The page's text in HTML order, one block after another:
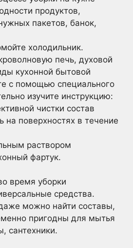
продуктов,
пакетов, банок,
холодильник.
печь, духовой
кухонной бытовой
с помощью специального
изучите инструкцию:
чистки состав
поверхностях в течение
раствором
фартук.
время уборки
средства.
можно найти составы,
пригодны для мытья
сантехники.